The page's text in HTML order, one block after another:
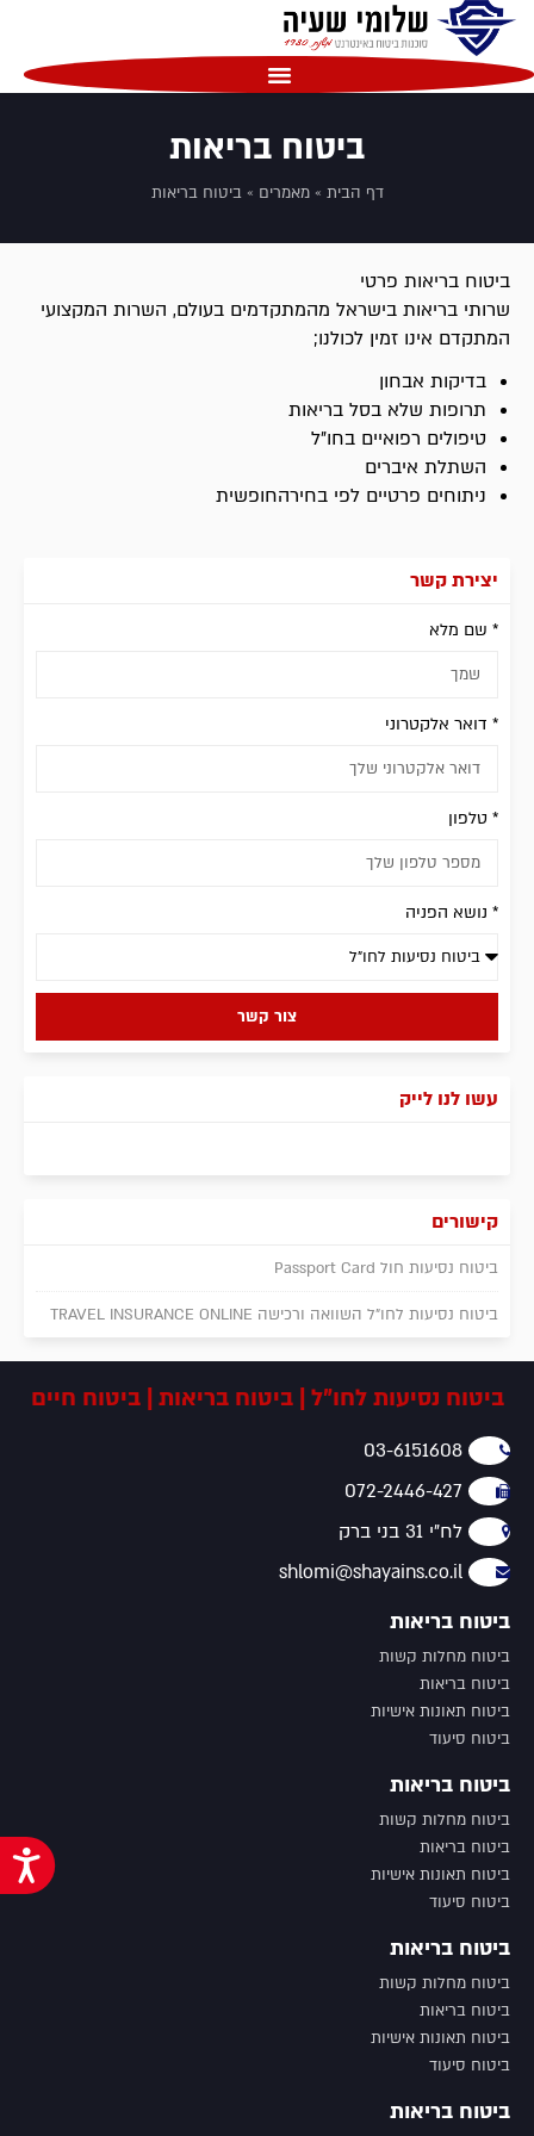
שִׂים
בְּאֲתָר
זֶה
הַמְּסַיַּעַת
לִנְגִישׁוּת
הָאֲתָר.
ביטוח בריאות
דף הבית »מאמרים »ביטוח בריאות
ביטוח בריאות פרטי
שרותי בריאות בישראל מהמתקדמים בעולם, השרות המקצועי
המתקדם אינו זמין לכולנו;
בדיקות אבחון
תרופות שלא בסל בריאות
טיפולים רפואיים בחו"ל
השתלת איברים
ניתוחים פרטיים לפי בחירהחופשית
יצירת קשר
* שם מלא
* דואר אלקטרוני
* טלפון
* נושא הפניה
צור קשר
עשו לנו לייק
קישורים
ביטוח נסיעות חול Passport Card
ביטוח נסיעות לחו"ל השוואה ורכישה TRAVEL INSURANCE ONLINE
ביטוח נסיעות לחו"ל | ביטוח בריאות | ביטוח חיים
03-6151608
072-2446-427
לח"י 31 בני ברק
shlomi@shayains.co.il
ביטוח בריאות
ביטוח מחלות קשות
ביטוח בריאות
ביטוח תאונות אישיות
ביטוח סיעוד
ביטוח בריאות
ביטוח מחלות קשות
ביטוח בריאות
ביטוח תאונות אישיות
ביטוח סיעוד
ביטוח בריאות
ביטוח מחלות קשות
ביטוח בריאות
ביטוח תאונות אישיות
ביטוח סיעוד
ביטוח בריאות